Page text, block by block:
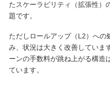
たスケーラビリティ（拡張性）
題です。
ただしロールアップ（L2）への
み、状況は大きく改善していま
ーンの手数料が跳ね上がる構造
ています。